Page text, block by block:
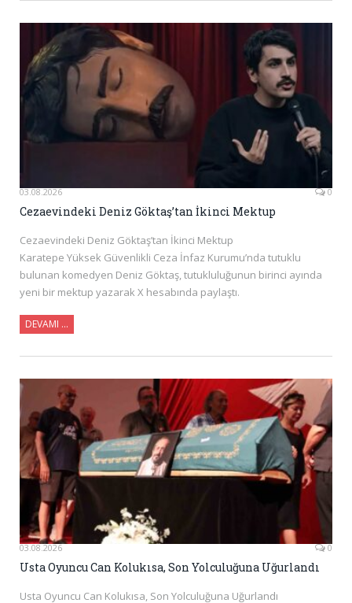
03.08.2026 0
Cezaevindeki Deniz Göktaş’tan İkinci Mektup
Cezaevindeki Deniz Göktaş’tan İkinci Mektup
Karatepe Yüksek Güvenlikli Ceza İnfaz Kurumu’nda tutuklu
bulunan komedyen Deniz Göktaş, tutukluluğunun birinci ayında
yeni bir mektup yazarak X hesabında paylaştı.
DEVAMI ...
03.08.2026 0
Usta Oyuncu Can Kolukısa, Son Yolculuğuna Uğurlandı
Usta Oyuncu Can Kolukısa, Son Yolculuğuna Uğurlandı